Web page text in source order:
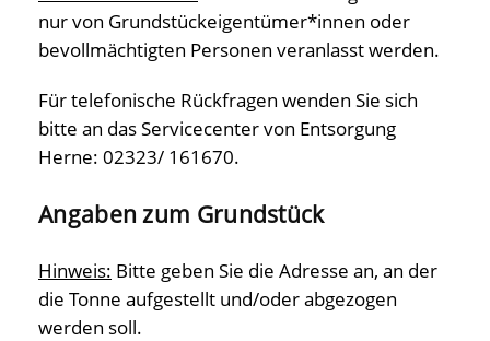
nur von Grundstückeigentümer*innen oder
bevollmächtigten Personen veranlasst werden.
Für telefonische Rückfragen wenden Sie sich
bitte an das Servicecenter von Entsorgung
Herne: 02323/ 161670.
Angaben zum Grundstück
Hinweis: Bitte geben Sie die Adresse an, an der
die Tonne aufgestellt und/oder abgezogen
werden soll.